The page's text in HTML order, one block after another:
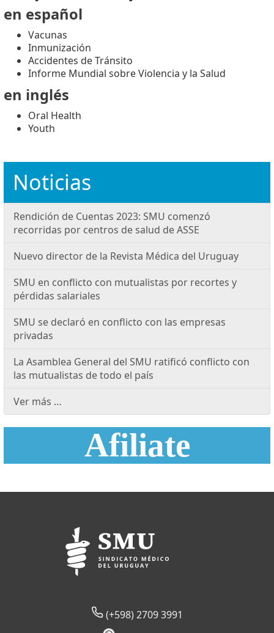
en español
Vacunas
Inmunización
Accidentes de Tránsito
Informe Mundial sobre Violencia y la Salud
en inglés
Oral Health
Youth
Noticias
Rendición de Cuentas 2023: SMU comenzó
recorridas por centros de salud de ASSE
Nuevo director de la Revista Médica del Uruguay
SMU en conflicto con mutualistas por recortes y
pérdidas salariales
SMU se declaró en conflicto con las empresas
privadas
La Asamblea General del SMU ratificó conflicto con
las mutualistas de todo el país
Ver más …
Afiliate
(+598) 2709 3991